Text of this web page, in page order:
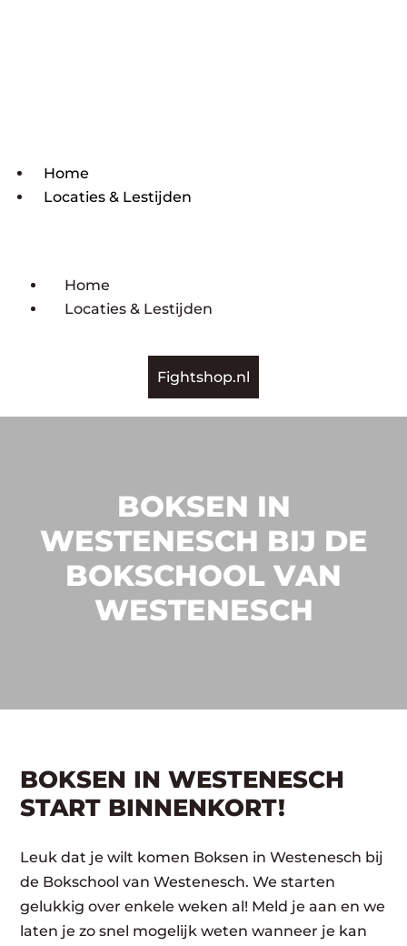
Home
Locaties & Lestijden
Home
Locaties & Lestijden
Fightshop.nl
BOKSEN IN
WESTENESCH BIJ DE
BOKSCHOOL VAN
WESTENESCH
BOKSEN IN WESTENESCH
START BINNENKORT!
Leuk dat je wilt komen Boksen in Westenesch bij
de Bokschool van Westenesch. We starten
gelukkig over enkele weken al! Meld je aan en we
laten je zo snel mogelijk weten wanneer je kan